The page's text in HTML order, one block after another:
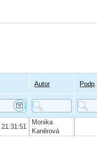
Autor
Monika
Kaněrová